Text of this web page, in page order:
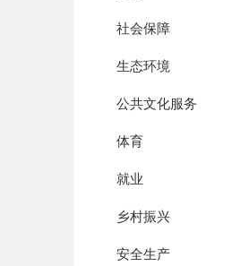
社会保障
生态环境
公共文化服务
体育
就业
乡村振兴
安全生产